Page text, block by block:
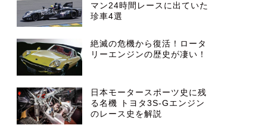
マン24時間レースに出ていた
珍車4選
絶滅の危機から復活！ロータ
リーエンジンの歴史が凄い！
日本モータースポーツ史に残
る名機 トヨタ3S-Gエンジン
のレース史を解説